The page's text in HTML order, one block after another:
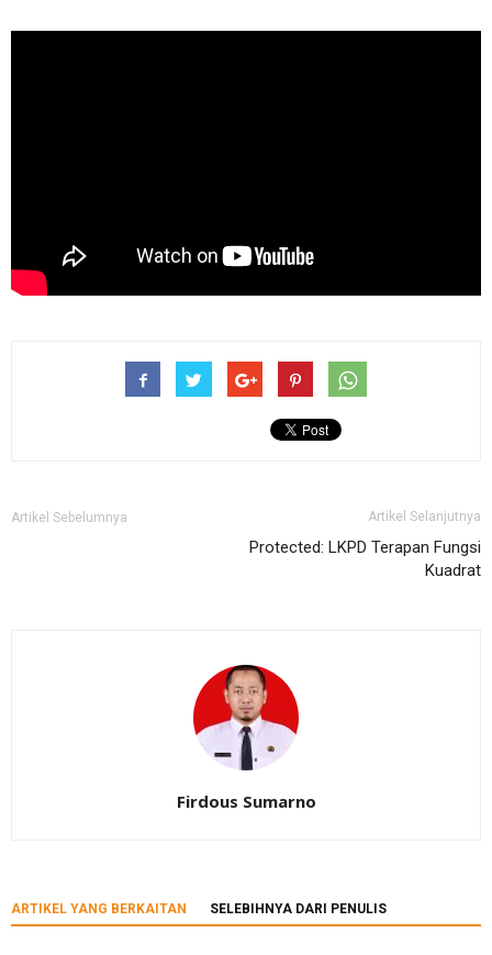
Artikel Sebelumnya Artikel Selanjutnya
Protected: LKPD Terapan Fungsi
Kuadrat
Firdous Sumarno
ARTIKEL YANG BERKAITAN SELEBIHNYA DARI PENULIS